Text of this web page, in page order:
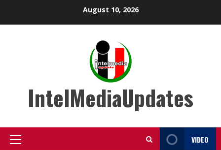
August 10, 2026
IntelMediaUpdates
Primary
VIDEO